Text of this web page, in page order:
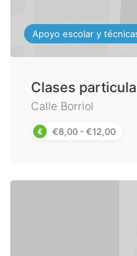
Apoyo escolar y
Clases
Calle Borriol
€8,00 - €12,00